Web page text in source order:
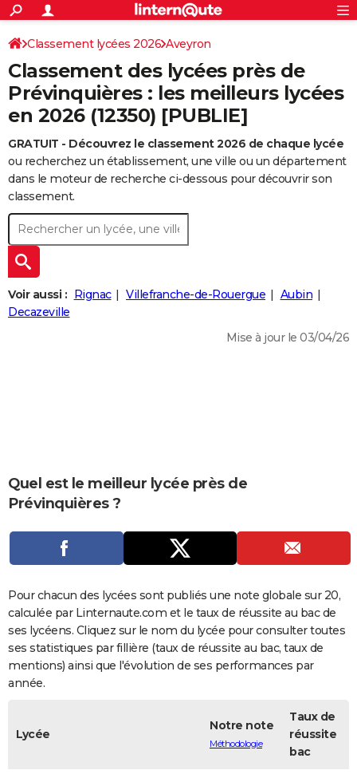
ACTUALITÉS
Politique
Société
Faits Divers
Education
Monde
Villes
+
SPORT
Coupe du monde 2026
Football
Tennis
Cyclisme
Rugby
Forum
CULTURE
Programme TV
TNT
Streaming
Cinéma
Sorties cinéma
Musique
+
FINANCE
Retraite
Impôts
Epargne
Immobilier
Risques naturels par ville
Banque
Assurance
Crédit
AUTO
Essais
Réserver un essai
Citadines
Berlines
SUV
Forum auto
+
HIGH-TECH
BRICOLAGE
Forum
Aménagement intérieur
Extérieur
Cuisine
Salle de bains
Jardinage
Rangement
+WEEK-END
Guides de France
Escapades
Patrimoine
Expositions
Musées
Week-end nature
+
LIFESTYLE
Art de vivre
Bien-être
Loisirs
Mode
Modes de vie
+SANTE
Carte de Noël
Carte Bonne année
Carte Saint-Valentin
Carte Pâques
Carte d'anniversaire
DICTIONNAIRE
Dictionnaire
Biographies
Citations
Expressions
Proverbes
PROGRAMME TV
S'inscrire
Se connecter
Lycées
Collèges
Primaires
Universités
Entreprises
Service militaire
Avis de recherche
AVIS DE DÉCÈS
FORUM
Bricolage
Lifestyle
Culture
Sport
Auto
Television
Voyage
Cinema
S'inscrire
Connexion
Classement lycées 2026 Aveyron
Classement des lycées près de
Prévinquières : les meilleurs lycées
en 2026 (12350) [PUBLIE]
GRATUIT - Découvrez le classement 2026 de chaque lycée
ou recherchez un établissement, une ville ou un département
dans le moteur de recherche ci-dessous pour découvrir son
classement.
Voir aussi : Rignac Villefranche-de-Rouergue
Aubin
Decazeville
Mise à jour le 03/04/26
Quel est le meilleur lycée près de
Prévinquières ?
Pour chacun des lycées sont publiés une note globale sur 20,
calculée par Linternaute.com et le taux de réussite au bac de
ses lycéens. Cliquez sur le nom du lycée pour consulter toutes
ses statistiques par fillière (taux de réussite au bac, taux de
mentions) ainsi que l'évolution de ses performances par
année.
Lycée
Notre note
Méthodologie
Taux de
réussite
bac